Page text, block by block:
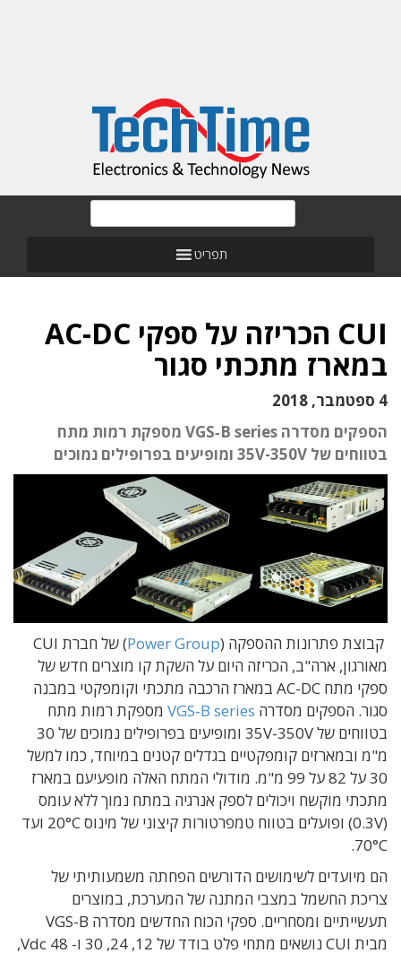
תפריט
CUI הכריזה על ספקי AC-DC
במארז מתכתי סגור
4 ספטמבר, 2018
הספקים מסדרה VGS‑B series מספקת רמות מתח
בטווחים של 35V-350V ומופיעים בפרופילים נמוכים
קבוצת פתרונות ההספקה (Power Group
) של חברת CUI
מאורגון, ארה"ב, הכריזה היום על השקת קו מוצרים חדש של
ספקי מתח AC-DC במארז הרכבה מתכתי וקומפקטי במבנה
סגור. הספקים מסדרה VGS‑B series מספקת רמות מתח
בטווחים של 35V-350V ומופיעים בפרופילים נמוכים של 30
מ"מ ובמארזים קומפקטיים בגדלים קטנים במיוחד, כמו למשל
30 על 82 על 99 מ"מ. מודולי המתח האלה מופעיעם במארז
מתכתי מוקשח ויכולים לספק אנרגיה במתח נמוך ללא עומס
(0.3V) ופועלים בטווח טמפרטורות קיצוני של מינוס 20°C ועד
70°C.
הם מיועדים לשימושים הדורשים הפחתה משמעותיתי של
צריכת החשמל במצבי המתנה של המערכת, במוצרים
תעשייתיים ומסחריים. ספקי הכוח החדשים מסדרה VGS-B
מבית CUI נושאים מתחי פלט בודד של 12, 24, 30 ו- 48 Vdc,